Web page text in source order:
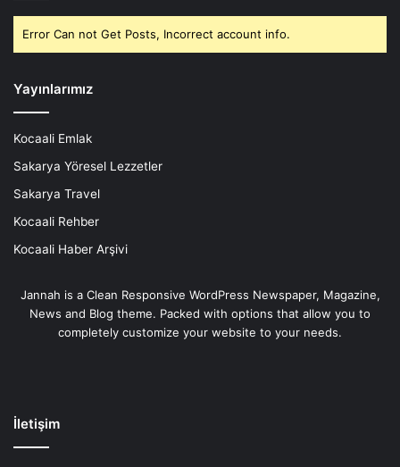
Error Can not Get Posts, Incorrect account info.
Yayınlarımız
Kocaali Emlak
Sakarya Yöresel Lezzetler
Sakarya Travel
Kocaali Rehber
Kocaali Haber Arşivi
Jannah is a Clean Responsive WordPress Newspaper, Magazine,
News and Blog theme. Packed with options that allow you to
completely customize your website to your needs.
İletişim